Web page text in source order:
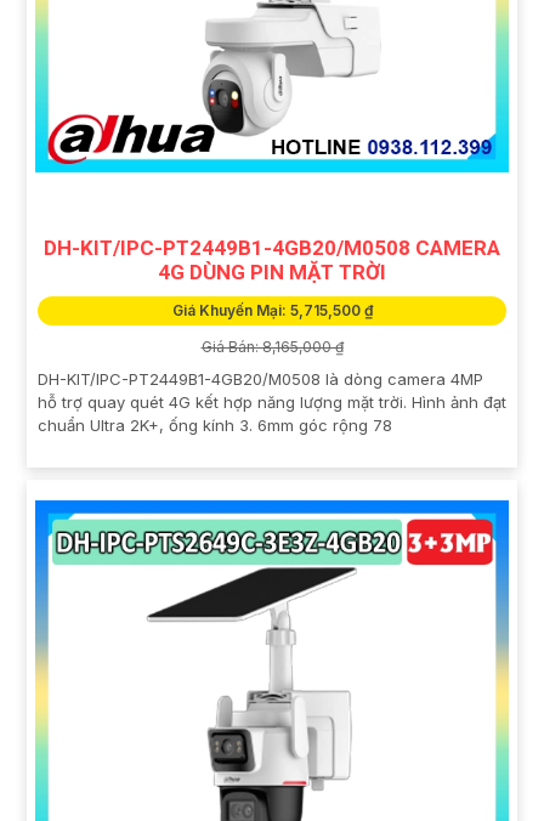
DH-KIT/IPC-PT2449B1-4GB20/M0508 CAMERA
4G DÙNG PIN MẶT TRỜI
Giá Khuyến Mại: 5,715,500 ₫
Giá Bán: 8,165,000 ₫
DH-KIT/IPC-PT2449B1-4GB20/M0508 là dòng camera 4MP
hỗ trợ quay quét 4G kết hợp năng lượng mặt trời. Hình ảnh đạt
chuẩn Ultra 2K+, ống kính 3. 6mm góc rộng 78